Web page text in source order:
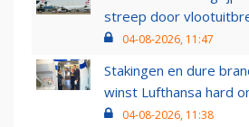
streep door
04-08-2026, 11:47
Stakingen en dure
winst Lufthansa hard
04-08-2026, 11:38